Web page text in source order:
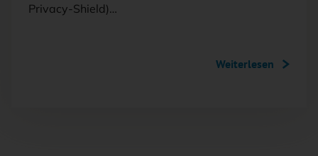
Privacy-Shield)…
Weiterlesen